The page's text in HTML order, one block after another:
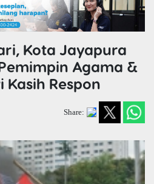
Kota Jayapura
Agama &
Kasih Respon
Share: